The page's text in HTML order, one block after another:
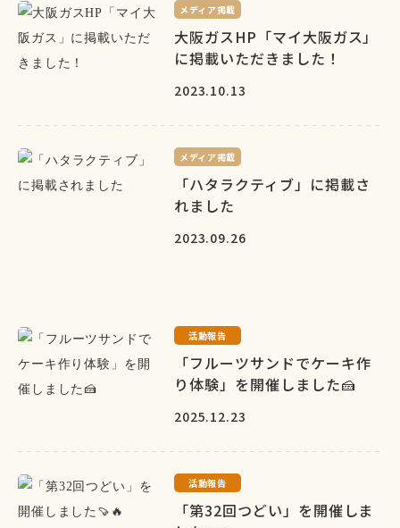
メディア掲載
大阪ガスHP「マイ大阪ガス」
に掲載いただきました！
2023.10.13
メディア掲載
「ハタラクティブ」に掲載さ
れました
2023.09.26
活動報告
「フルーツサンドでケーキ作
り体験」を開催しました🍰
2025.12.23
活動報告
「第32回つどい」を開催しま